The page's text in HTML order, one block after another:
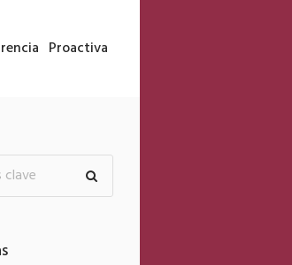
Proactiva